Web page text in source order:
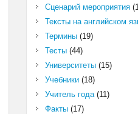
Сценарий мероприятия
Тексты на английском
Термины(19)
Тесты(44)
Университеты(15)
Учебники(18)
Учитель года(11)
Факты(17)